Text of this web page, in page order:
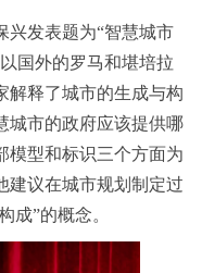
兴发表题为“智慧城市
国外的罗马和堪培拉
解释了城市的生成与构
城市的政府应该提供哪
模型和标识三个方面为
建议在城市规划制定过
成”的概念。